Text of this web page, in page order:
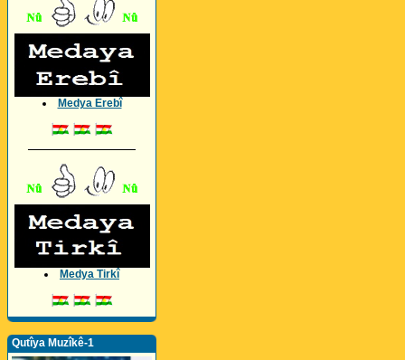
Medya Erebî
Medya Tirkî
Qutîya Muzîkê-1